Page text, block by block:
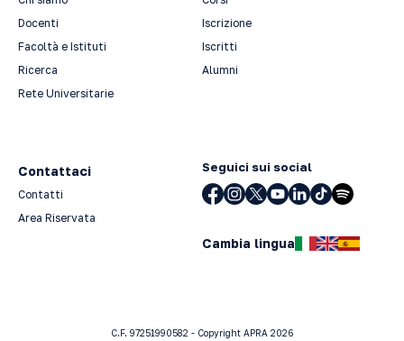
Docenti
Facoltà e Istituti
Ricerca
Rete Universitarie
Iscrizione
Iscritti
Alumni
Contattaci
Contatti
Area Riservata
Seguici sui social
Cambia lingua
C.F. 97251990582 - Copyright APRA 2026